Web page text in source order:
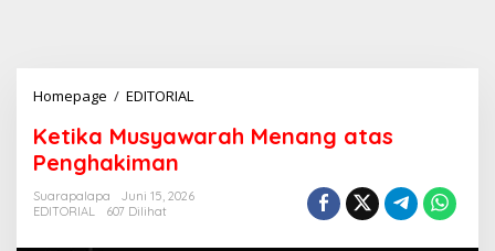
Homepage / EDITORIAL
Menang
Ketika Musyawarah Menang atas
Penghakiman
Suarapalapa
Juni 15, 2026
EDITORIAL
607 Dilihat